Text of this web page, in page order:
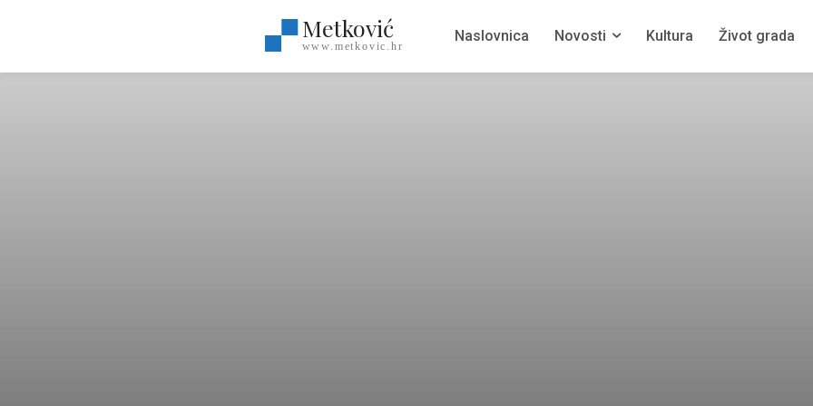
Metković
www.metkovic.hr
Naslovnica Novosti Kultura Život grada